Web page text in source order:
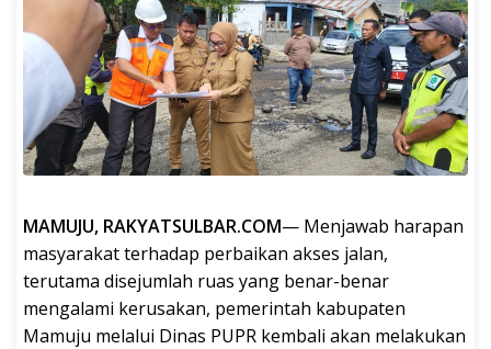
MAMUJU, RAKYATSULBAR.COM— Menjawab harapan
masyarakat terhadap perbaikan akses jalan,
terutama disejumlah ruas yang benar-benar
mengalami kerusakan, pemerintah kabupaten
Mamuju melalui Dinas PUPR kembali akan melakukan